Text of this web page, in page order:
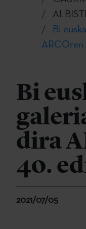
Bi
ARCOren
Bi
dira
40.
2021/07/05